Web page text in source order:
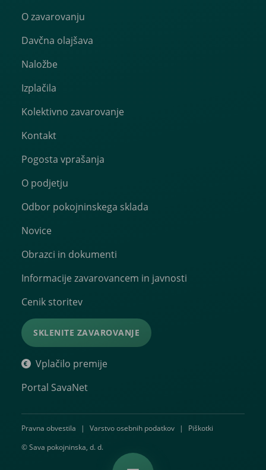
O zavarovanju
Davčna olajšava
Naložbe
Izplačila
Kolektivno zavarovanje
Kontakt
Pogosta vprašanja
O podjetju
Odbor pokojninskega sklada
Novice
Obrazci in dokumenti
Informacije zavarovancem in javnosti
Cenik storitev
SKLENITE ZAVAROVANJE
Vplačilo premije
Portal SavaNet
Pravna obvestila | Varstvo osebnih podatkov |
Piškotki
© Sava pokojninska, d. d.